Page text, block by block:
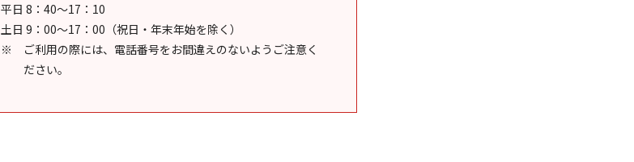
平日 8：40～17：10
土日 9：00～17：00（祝日・年末年始を除く）
ご利用の際には、電話番号をお間違えのないようご注意く
ださい。